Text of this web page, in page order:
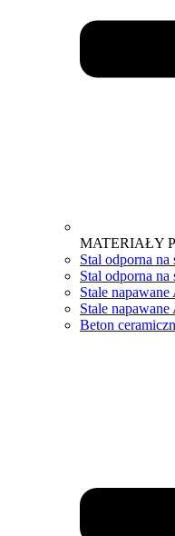
MATERIAŁY
Stal odporna
Stal odporna
Stale
Stale
Beton